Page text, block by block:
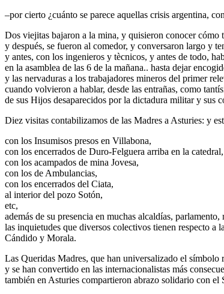
–por cierto ¿cuánto se parece aquellas crisis argentina,
Dos viejitas bajaron a la mina, y quisieron conocer cómo
y después, se fueron al comedor, y conversaron largo y
y antes, con los ingenieros y tècnicos, y antes de todo,
en la asamblea de las 6 de la mañana.. hasta dejar
y las nervaduras a los trabajadores mineros del primer
cuando volvieron a hablar, desde las entrañas, como
de sus Hijos desaparecidos por la dictadura militar y sus
Diez visitas contabilizamos de las Madres a Asturies: y
con los Insumisos presos en Villabona,
con los encerrados de Duro-Felguera arriba en la catedral,
con los acampados de mina Jovesa,
con los de Ambulancias,
con los encerrados del Ciata,
al interior del pozo Sotón,
etc,
además de su presencia en muchas alcaldías,
las inquietudes que diversos colectivos tienen respecto a
Cándido y Morala.
Las Queridas Madres, que han universalizado el símbolo
y se han convertido en las internacionalistas más
también en Asturies compartieron abrazo solidario con